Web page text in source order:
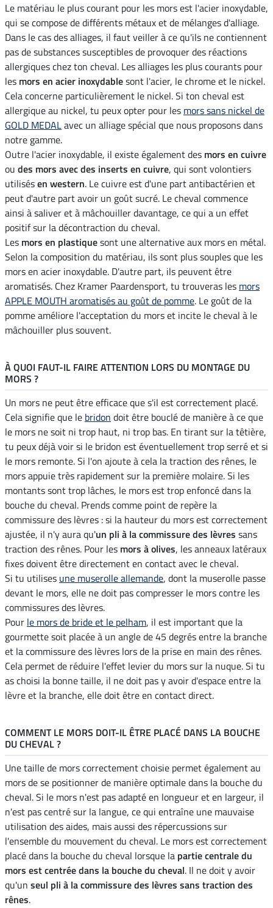
Le matériau le plus courant pour les mors est l'acier inoxydable,
qui se compose de différents métaux et de mélanges d'alliage.
Dans le cas des alliages, il faut veiller à ce qu'ils ne contiennent
pas de substances susceptibles de provoquer des réactions
allergiques chez ton cheval. Les alliages les plus courants pour
les mors en acier inoxydablesont l'acier, le chrome et le nickel.
Cela concerne particulièrement le nickel. Si ton cheval est
allergique au nickel, tu peux opter pour les mors sans nickel de
GOLD MEDALavec un alliage spécial que nous proposons dans
notre gamme.
Outre l'acier inoxydable, il existe également des mors en cuivre
ou des mors avec des inserts en cuivre, qui sont volontiers
utilisésen western. Le cuivre est d'une part antibactérien et
peut d'autre part avoir un goût sucré. Le cheval commence
ainsi à saliver et à mâchouiller davantage, ce qui a un effet
positif sur la décontraction du cheval.
Les mors en plastiquesont une alternative aux mors en métal.
Selon la composition du matériau, ils sont plus souples que les
mors en acier inoxydable. D'autre part, ils peuvent être
aromatisés. Chez Kramer Paardensport, tu trouveras les mors
APPLE MOUTH aromatisés au goût de pomme. Le goût de la
pomme améliore l'acceptation du mors et incite le cheval à le
mâchouiller plus souvent.
À QUOI FAUT-IL FAIRE ATTENTION LORS DU MONTAGE DU
MORS ?
Un mors ne peut être efficace que s'il est correctement placé.
Cela signifie que le bridon doit être bouclé de manière à ce que
le mors ne soit ni trop haut, ni trop bas. En tirant sur la têtière,
tu peux déjà voir si le bridon est éventuellement trop serré et si
le mors remonte. Si l'on ajoute à cela la traction des rênes, le
mors appuie très rapidement sur la première molaire. Si les
montants sont trop lâches, le mors est trop enfoncé dans la
bouche du cheval. Prends comme point de repère la
commissure des lèvres : si la hauteur du mors est correctement
ajustée, il n'y aura qu'un pli à la commissure des lèvres sans
traction des rênes. Pour les mors à olives, les anneaux latéraux
fixes doivent être directement en contact avec le cheval.
Si tu utilises une muserolle allemande, dont la muserolle passe
devant le mors, elle ne doit pas compresser le mors contre les
commissures des lèvres.
Pour le mors de bride et le pelham, il est important que la
gourmette soit placée à un angle de 45 degrés entre la branche
et la commissure des lèvres lors de la prise en main des rênes.
Cela permet de réduire l'effet levier du mors sur la nuque. Si tu
as choisi la bonne taille, il ne doit pas y avoir d'espace entre la
lèvre et la branche, elle doit être en contact direct.
COMMENT LE MORS DOIT-IL ÊTRE PLACÉ DANS LA BOUCHE
DU CHEVAL ?
Une taille de mors correctement choisie permet également au
mors de se positionner de manière optimale dans la bouche du
cheval. Si le mors n'est pas adapté en longueur et en largeur, il
n'est pas centré sur la langue, ce qui entraîne une mauvaise
utilisation des aides, mais aussi des répercussions sur
l'ensemble du mouvement du cheval. Le mors est correctement
placé dans la bouche du cheval lorsque la partie centrale du
mors est centrée dans la bouche du cheval. Il ne doit y avoir
qu'un seul pli à la commissure des lèvres sans traction des
rênes.